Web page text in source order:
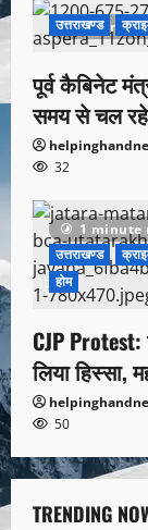
1 minute
उत्तराखण्ड
पूर्व कैबिनेट
समय से चल रहे
32
1 minute
उत्तराखण्ड
होम
CJP
लिया
50
TRENDING